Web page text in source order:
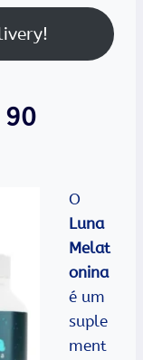
90
O
Luna
Melat
onina
é um
suple
ment